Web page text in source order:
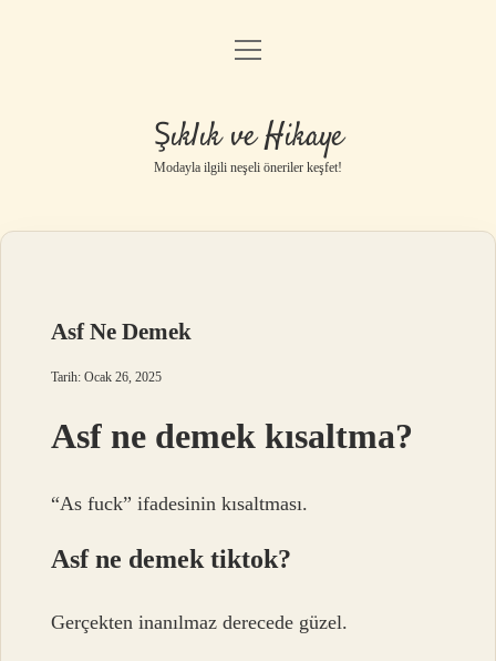
Gizlilik Politikası
Yasal Uyarı
menüyü
Şıklık ve Hikaye
Modayla ilgili neşeli öneriler keşfet!
Asf Ne Demek
Tarih: Ocak 26, 2025
Asf ne demek kısaltma?
“As fuck” ifadesinin kısaltması.
Asf ne demek tiktok?
Gerçekten inanılmaz derecede güzel.